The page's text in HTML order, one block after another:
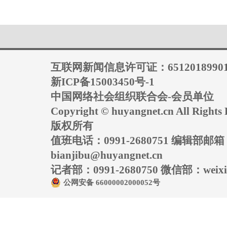
互联网新闻信息许可证：
新ICP备15003450号-1
中国网络社会组织联合会-会员单位
Copyright © huyangnet.cn All Rights
版权所有
值班电话：0991-2680751 编辑部邮箱
bianjibu@huyangnet.cn
记者部：0991-2680750 微信部：
公网安备 66000002000052号